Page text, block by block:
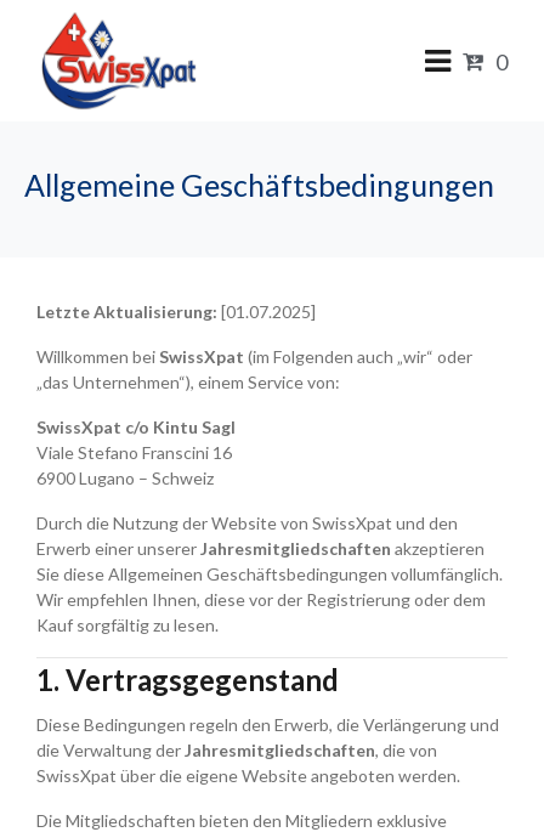
0
Allgemeine Geschäftsbedingungen
Letzte Aktualisierung: [01.07.2025]
Willkommen bei SwissXpat (im Folgenden auch „wir“ oder
„das Unternehmen“), einem Service von:
SwissXpat c/o Kintu Sagl
Viale Stefano Franscini 16
6900 Lugano – Schweiz
Durch die Nutzung der Website von SwissXpat und den
Erwerb einer unsererJahresmitgliedschaften akzeptieren
Sie diese Allgemeinen Geschäftsbedingungen vollumfänglich.
Wir empfehlen Ihnen, diese vor der Registrierung oder dem
Kauf sorgfältig zu lesen.
1. Vertragsgegenstand
Diese Bedingungen regeln den Erwerb, die Verlängerung und
die Verwaltung derJahresmitgliedschaften, die von
SwissXpat über die eigene Website angeboten werden.
Die Mitgliedschaften bieten den Mitgliedern exklusive